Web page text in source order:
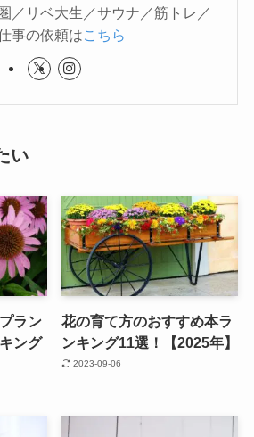
／リベ大生／サウナ／筋トレ／
事の依頼はこちら
い
ラン
ング
花の育て方のおすすめ本ラ
ンキング11選！【2025年】
2023-09-06